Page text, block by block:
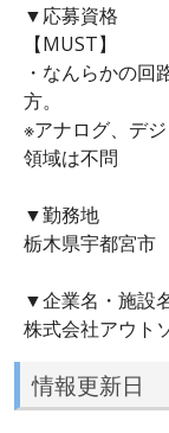
▼応募資格
【MUST】
・なんらかの回
方。
※アナログ、デ
領域は不問
▼勤務地
栃木県宇都宮市
▼企業名・施設
株式会社アウト
情報更新日